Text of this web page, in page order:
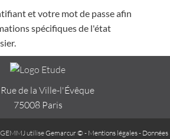
et votre mot de passe afin
spécifiques de l'état
de la Ville-l'Évêque
75008 Paris
utiliseGemarcur © - Mentions légales- Données